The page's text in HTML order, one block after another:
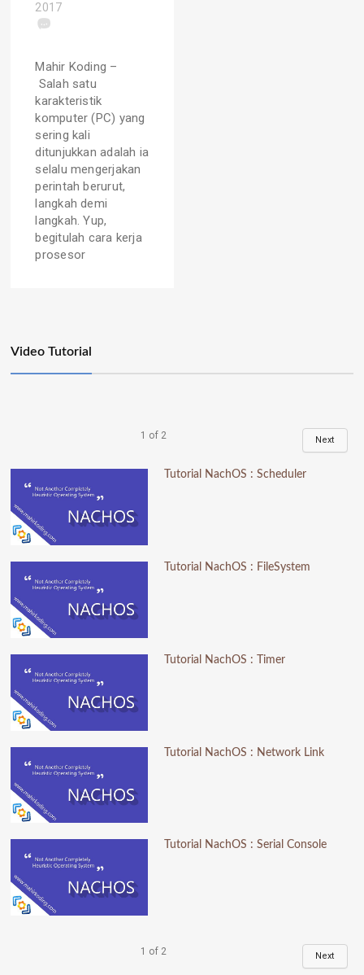
2017
Mahir Koding –
Salah satu
karakteristik
komputer (PC) yang
sering kali
ditunjukkan adalah ia
selalu mengerjakan
perintah berurut,
langkah demi
langkah. Yup,
begitulah cara kerja
prosesor
Video Tutorial
1 of 2 Next
Tutorial NachOS : Scheduler
Tutorial NachOS : FileSystem
Tutorial NachOS : Timer
Tutorial NachOS : Network Link
Tutorial NachOS : Serial Console
1 of 2 Next